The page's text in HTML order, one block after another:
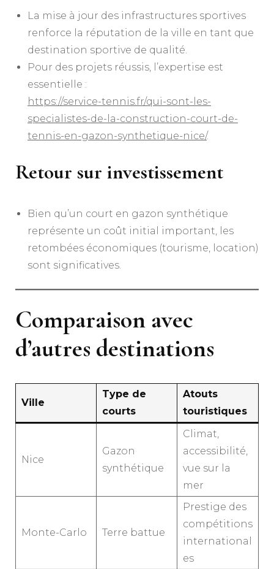
La mise à jour des infrastructures sportives
renforce la réputation de la ville en tant que
destination sportive de qualité.
Pour des projets réussis, l’expertise est
essentielle :
https://service-tennis.fr/qui-sont-les-
specialistes-de-la-construction-court-de-
tennis-en-gazon-synthetique-nice/.
Retour sur investissement
Bien qu’un court en gazon synthétique
représente un coût initial important, les
retombées économiques (tourisme, location)
sont significatives.
Comparaison avec
d’autres destinations
Ville
Type de
courts
Atouts
touristiques
Nice
Gazon
synthétique
Climat,
accessibilité,
vue sur la
mer
Monte-Carlo Terre battue
Prestige des
compétitions
international
es